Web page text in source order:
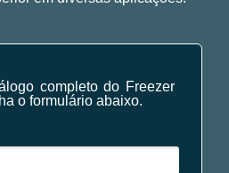
completo do Freezer
o formulário abaixo.